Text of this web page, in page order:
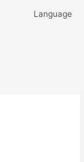
Language